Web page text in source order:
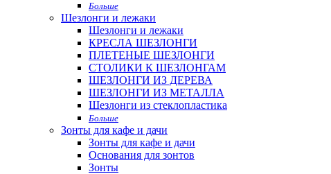
Больше
Шезлонги и лежаки
Шезлонги и лежаки
КРЕСЛА ШЕЗЛОНГИ
ПЛЕТЕНЫЕ ШЕЗЛОНГИ
СТОЛИКИ К ШЕЗЛОНГАМ
ШЕЗЛОНГИ ИЗ ДЕРЕВА
ШЕЗЛОНГИ ИЗ МЕТАЛЛА
Шезлонги из стеклопластика
Больше
Зонты для кафе и дачи
Зонты для кафе и дачи
Основания для зонтов
Зонты